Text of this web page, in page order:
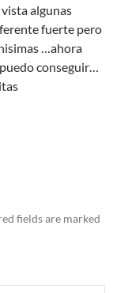
algunas
fuerte pero
…ahora
conseguir…
fields are marked